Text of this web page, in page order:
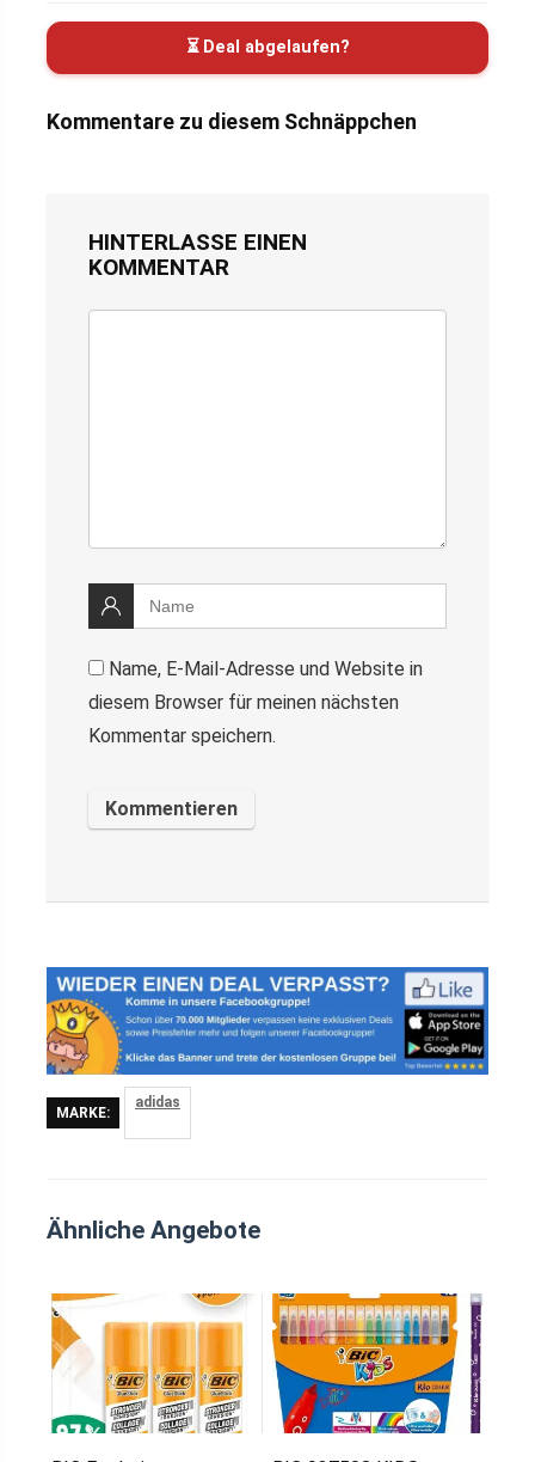
⏳ Deal abgelaufen?
Kommentare zu diesem Schnäppchen
HINTERLASSE EINEN
KOMMENTAR
Name, E-Mail-Adresse und Website in
diesem Browser für meinen nächsten
Kommentar speichern.
MARKE:
adidas
Ähnliche Angebote